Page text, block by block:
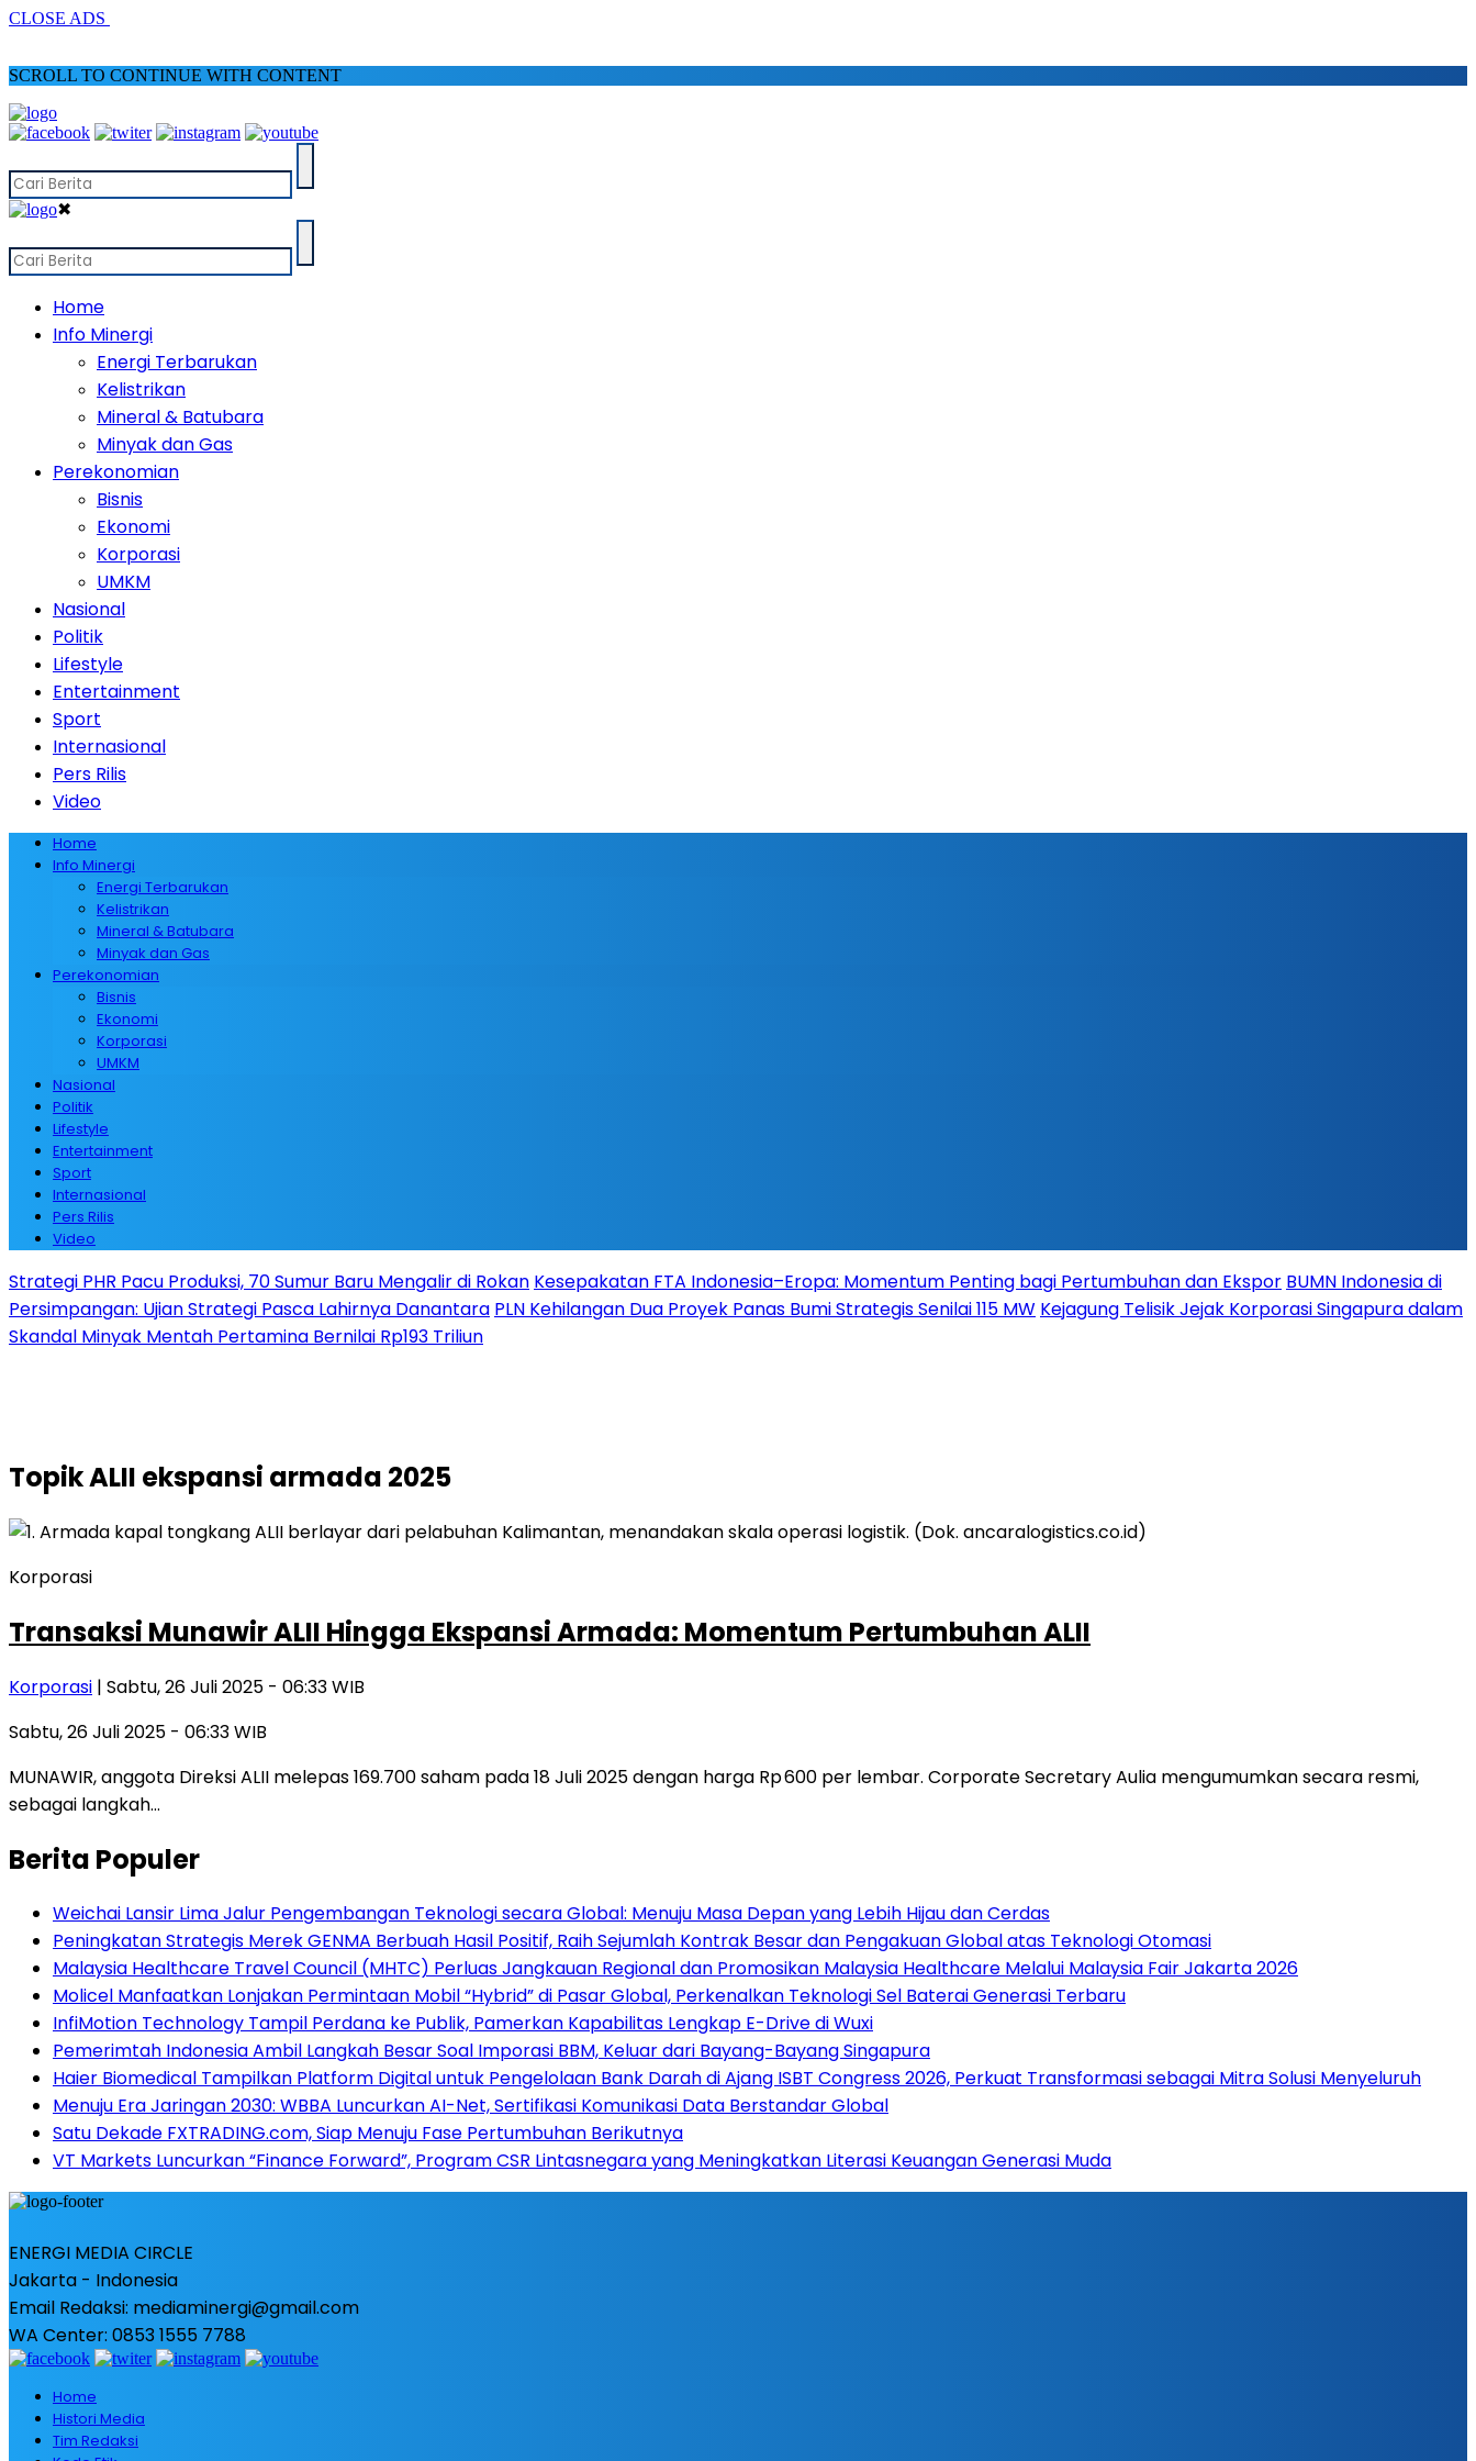
CLOSE ADS
SCROLL TO CONTINUE WITH CONTENT
✖
Home
Info Minergi
Energi Terbarukan
Kelistrikan
Mineral & Batubara
Minyak dan Gas
Perekonomian
Bisnis
Ekonomi
Korporasi
UMKM
Nasional
Politik
Lifestyle
Entertainment
Sport
Internasional
Pers Rilis
Video
Home
Info Minergi
Energi Terbarukan
Kelistrikan
Mineral & Batubara
Minyak dan Gas
Perekonomian
Bisnis
Ekonomi
Korporasi
UMKM
Nasional
Politik
Lifestyle
Entertainment
Sport
Internasional
Pers Rilis
Video
Strategi PHR Pacu Produksi, 70 Sumur Baru Mengalir di Rokan Kesepakatan FTA Indonesia–Eropa: Momentum Penting bagi Pertumbuhan dan Ekspor BUMN Indonesia di
Persimpangan: Ujian Strategi Pasca Lahirnya Danantara PLN Kehilangan Dua Proyek Panas Bumi Strategis Senilai 115 MW Kejagung Telisik Jejak Korporasi Singapura dalam
Skandal Minyak Mentah Pertamina Bernilai Rp193 Triliun
TopikALII ekspansi armada 2025
Korporasi
Transaksi Munawir ALII Hingga Ekspansi Armada: Momentum Pertumbuhan ALII
Korporasi | Sabtu, 26 Juli 2025 - 06:33 WIB
Sabtu, 26 Juli 2025 - 06:33 WIB
MUNAWIR, anggota Direksi ALII melepas 169.700 saham pada 18 Juli 2025 dengan harga Rp 600 per lembar. Corporate Secretary Aulia mengumumkan secara resmi,
sebagai langkah…
Berita Populer
Weichai Lansir Lima Jalur Pengembangan Teknologi secara Global: Menuju Masa Depan yang Lebih Hijau dan Cerdas
Peningkatan Strategis Merek GENMA Berbuah Hasil Positif, Raih Sejumlah Kontrak Besar dan Pengakuan Global atas Teknologi Otomasi
Malaysia Healthcare Travel Council (MHTC) Perluas Jangkauan Regional dan Promosikan Malaysia Healthcare Melalui Malaysia Fair Jakarta 2026
Molicel Manfaatkan Lonjakan Permintaan Mobil “Hybrid” di Pasar Global, Perkenalkan Teknologi Sel Baterai Generasi Terbaru
InfiMotion Technology Tampil Perdana ke Publik, Pamerkan Kapabilitas Lengkap E-Drive di Wuxi
Pemerimtah Indonesia Ambil Langkah Besar Soal Imporasi BBM, Keluar dari Bayang-Bayang Singapura
Haier Biomedical Tampilkan Platform Digital untuk Pengelolaan Bank Darah di Ajang ISBT Congress 2026, Perkuat Transformasi sebagai Mitra Solusi Menyeluruh
Menuju Era Jaringan 2030: WBBA Luncurkan AI-Net, Sertifikasi Komunikasi Data Berstandar Global
Satu Dekade FXTRADING.com, Siap Menuju Fase Pertumbuhan Berikutnya
VT Markets Luncurkan “Finance Forward”, Program CSR Lintasnegara yang Meningkatkan Literasi Keuangan Generasi Muda
ENERGI MEDIA CIRCLE
Jakarta - Indonesia
Email Redaksi: mediaminergi@gmail.com
WA Center: 0853 1555 7788
Home
Histori Media
Tim Redaksi